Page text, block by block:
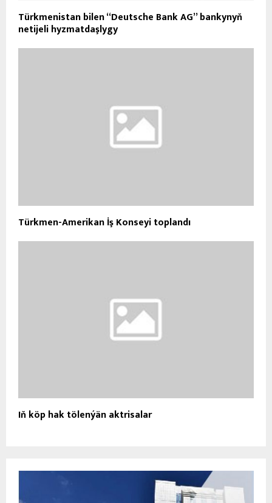
Türkmenistan bilen “Deutsche Bank AG” bankynyň
netijeli hyzmatdaşlygy
Türkmen-Amerikan İş Konseyi toplandı
Iň köp hak tölenýän aktrisalar